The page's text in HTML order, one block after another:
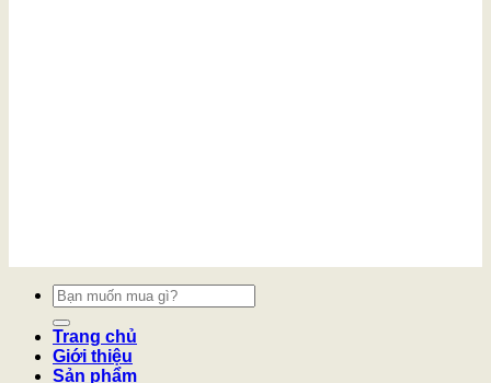
Tìm
kiếm:
Trang chủ
Giới thiệu
Sản phẩm